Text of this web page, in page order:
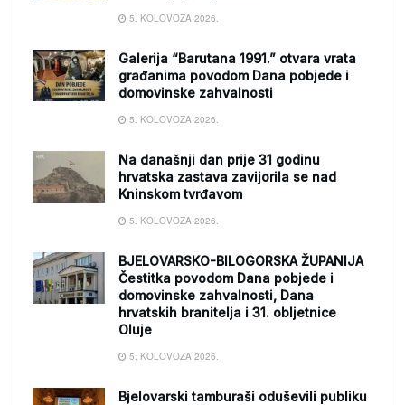
5. KOLOVOZA 2026.
Galerija “Barutana 1991.” otvara vrata
građanima povodom Dana pobjede i
domovinske zahvalnosti
5. KOLOVOZA 2026.
Na današnji dan prije 31 godinu
hrvatska zastava zavijorila se nad
Kninskom tvrđavom
5. KOLOVOZA 2026.
BJELOVARSKO-BILOGORSKA ŽUPANIJA
Čestitka povodom Dana pobjede i
domovinske zahvalnosti, Dana
hrvatskih branitelja i 31. obljetnice
Oluje
5. KOLOVOZA 2026.
Bjelovarski tamburaši oduševili publiku